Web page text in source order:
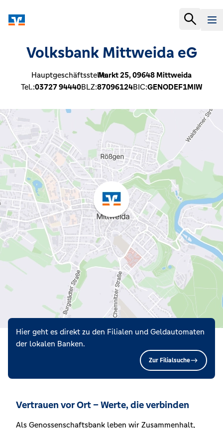
Volksbank Mittweida eG
Hauptgeschäftsstelle:Markt 25,09648Mittweida
Tel.:03727 94440BLZ:87096124BIC:GENODEF1MIW
Hier geht es direkt zu den Filialen und Geldautomaten
der lokalen Banken.
Zur Filialsuche
Vertrauen vor Ort – Werte, die verbinden
Als Genossenschaftsbank leben wir Zusammenhalt,